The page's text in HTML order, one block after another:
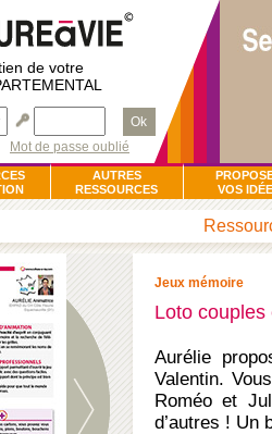
de votre
Ok
Mot de passe oublié
AUTRES
RESSOURCES
VOS
Jeux mémoire
Loto couples
Aurélie
Valentin.
Roméo et
d’autres ! Un